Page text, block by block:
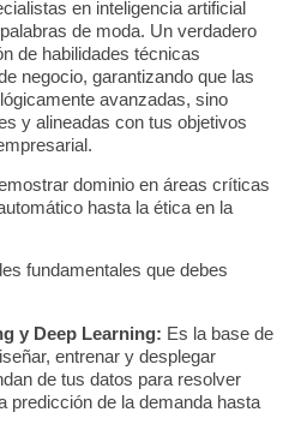
en inteligencia artificial
de moda. Un verdadero
de habilidades técnicas
negocio, garantizando que las
avanzadas, sino
y alineadas con tus objetivos
.
dominio en áreas críticas
hasta la ética en la
fundamentales que debes
y Deep Learning: Es la base de
entrenar y desplegar
de tus datos para resolver
predicción de la demanda hasta